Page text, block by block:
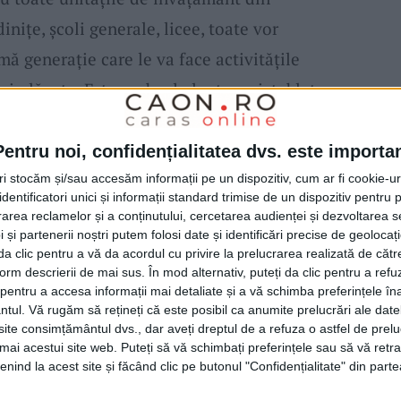
noi, confidențialitatea dvs. este
stocăm și/sau accesăm informații pe un dispozitiv, cum ar fi cookie-
unici și informații standard trimise de un dispozitiv pentru
reclamelor și a conținutului, cercetarea audienței și dezvoltarea
și partenerii noștri putem folosi date și identificări precise de
clic pentru a vă da acordul cu privire la prelucrarea realizată de
descrierii de mai sus. În mod alternativ, puteți da clic pentru a
a accesa informații mai detaliate și a vă schimba preferințele
Vă rugăm să rețineți că este posibil ca anumite prelucrări ale
consimțământul dvs., dar aveți dreptul de a refuza o astfel de
acestui site web. Puteți să vă schimbați preferințele sau să vă
la acest site și făcând clic pe butonul "Confidențialitate" din
școli generale, licee, toate vor
generație care le va face activitățile
plăcute. Este vorba de laptopuri, tablete,
și alte echipamente necesare
orele de curs și le vor face mai
despre contractul de aproape 5
de milioane de lei investiți în ultima
(dotări și renovări energetice):
șimobilierul școlar, e un alt contract în
nu ne-am zbătut foarte tare pentru că
sunt în